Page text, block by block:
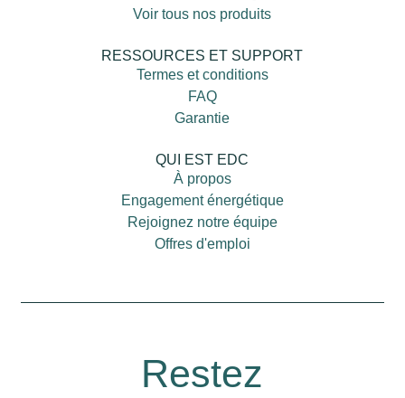
Voir tous nos produits
RESSOURCES ET SUPPORT
Termes et conditions
FAQ
Garantie
QUI EST EDC
À propos
Engagement énergétique
Rejoignez notre équipe
Offres d'emploi
Restez